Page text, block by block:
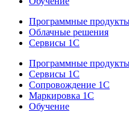
Программные
Облачные решения
Сервисы 1С
Программные
Сервисы 1С
Сопровождение 1С
Маркировка 1С
Обучение